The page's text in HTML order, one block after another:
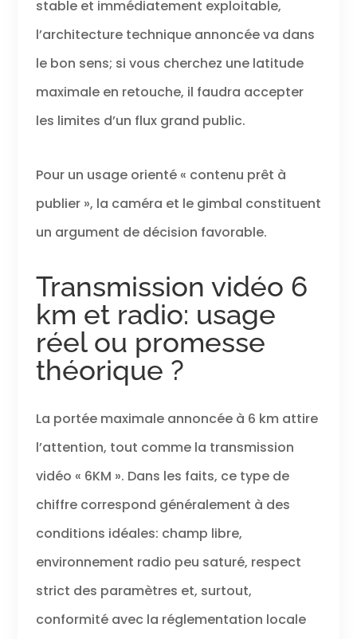
stable et immédiatement exploitable,
l’architecture technique annoncée va dans
le bon sens; si vous cherchez une latitude
maximale en retouche, il faudra accepter
les limites d’un flux grand public.
Pour un usage orienté « contenu prêt à
publier », la caméra et le gimbal constituent
un argument de décision favorable.
Transmission vidéo 6
km et radio: usage
réel ou promesse
théorique ?
La portée maximale annoncée à 6 km attire
l’attention, tout comme la transmission
vidéo « 6KM ». Dans les faits, ce type de
chiffre correspond généralement à des
conditions idéales: champ libre,
environnement radio peu saturé, respect
strict des paramètres et, surtout,
conformité avec la réglementation locale